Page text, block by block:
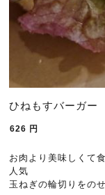
ひねもすバーガー
626 円
お肉より美味しくて
人気
玉ねぎの輪切りをの